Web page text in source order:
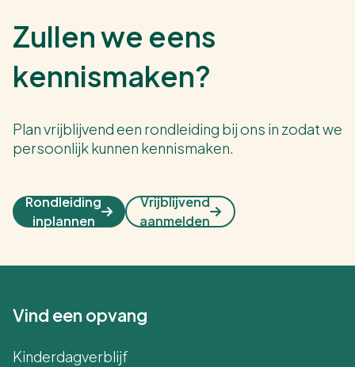
Zullen we eens
kennismaken?
Plan vrijblijvend een rondleiding bij ons in zodat we
persoonlijk kunnen kennismaken.
Rondleiding
inplannen
Vrijblijvend
aanmelden
Vind een opvang
Kinderdagverblijf